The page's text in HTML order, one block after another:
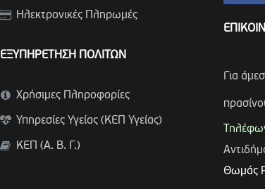
Ηλεκτρονικές Πληρωμές
ΕΞΥΠΗΡΕΤΗΣΗ ΠΟΛΙΤΩΝ
Χρήσιμες Πληροφορίες
Υπηρεσίες Υγείας (ΚΕΠ Υγείας)
ΚΕΠ (Α. Β. Γ.)
Για
Θωμάς